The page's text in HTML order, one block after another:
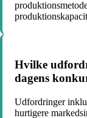
Hvilke
dagens
Udfordringer
hurtigere